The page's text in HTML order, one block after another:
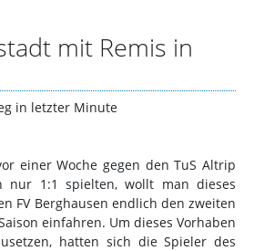
mit Remis in
in letzter Minute
einer Woche gegen den TuS Altrip
nur 1:1 spielten, wollt man dieses
FV Berghausen endlich den zweiten
einfahren. Um dieses Vorhaben
hatten sich die Spieler des